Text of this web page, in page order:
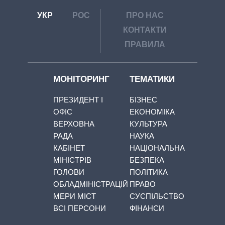
УКР РОС
ПРО НАС
КОНТАКТИ
ПРАВИЛА
МОНІТОРИНГ
ПРЕЗИДЕНТ І
ОФІС
ВЕРХОВНА
РАДА
КАБІНЕТ
МІНІСТРІВ
ГОЛОВИ
ОБЛАДМІНІСТРАЦІЙ
МЕРИ МІСТ
ВСІ ПЕРСОНИ
ТЕМАТИКИ
БІЗНЕС
ЕКОНОМІКА
КУЛЬТУРА
НАУКА
НАЦІОНАЛЬНА
БЕЗПЕКА
ПОЛІТИКА
ПРАВО
СУСПІЛЬСТВО
ФІНАНСИ